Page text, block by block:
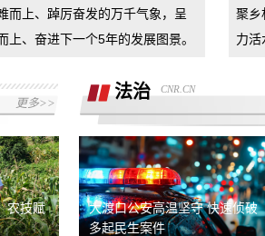
上门看车无现车诱导消费者支付订金当消
费者对销售合同不认可拒签时擅自扣押消
车辆到店后内饰全是划痕和脏污，卖方拒
不退还定金，要求双倍退还定金
鑫茂瑞体验中心捆绑销售
于9月24号到曲靖广汽丰田联庆麒麟店看
车，销售员引导消费贷款，交了意向金
2000
新车剐蹭后送维修中心保险杠喷漆，损坏
而上、踔厉奋发的万千气象，呈
上、奋进下一个5年的发展图景。
聚乡
力活
更多>>
农技赋
法治 CNR.CN
大渡口公安高温坚守 快速侦破
多起民生案件